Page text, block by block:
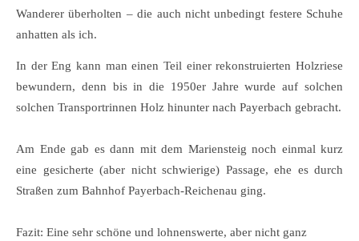
Wanderer überholten – die auch nicht unbedingt festere Schuhe
anhatten als ich.
In der Eng kann man einen Teil einer rekonstruierten Holzriese
bewundern, denn bis in die 1950er Jahre wurde auf solchen
solchen Transportrinnen Holz hinunter nach Payerbach gebracht.
Am Ende gab es dann mit dem Mariensteig noch einmal kurz
eine gesicherte (aber nicht schwierige) Passage, ehe es durch
Straßen zum Bahnhof Payerbach-Reichenau ging.
Fazit: Eine sehr schöne und lohnenswerte, aber nicht ganz